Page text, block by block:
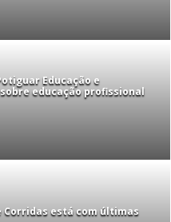
Educação e
educação profissional
Corridas está com últimas